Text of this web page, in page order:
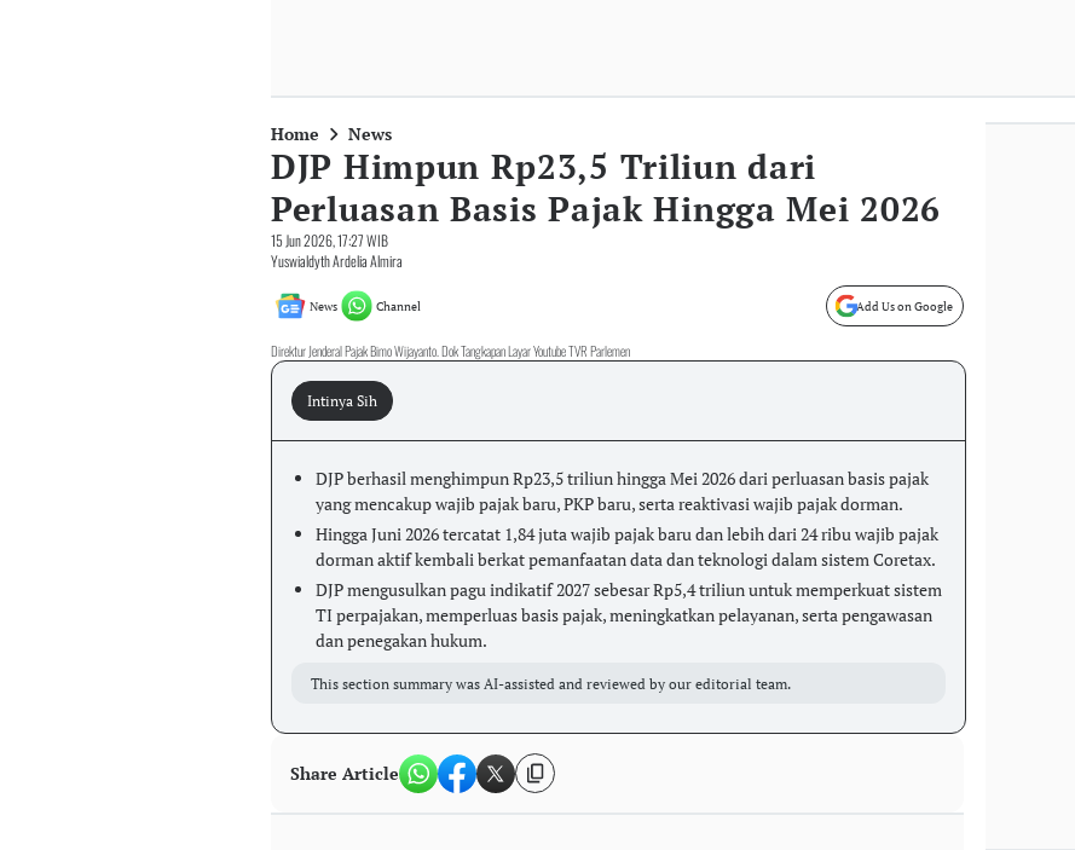
Home News
DJP Himpun Rp23,5 Triliun dari
Perluasan Basis Pajak Hingga Mei 2026
15 Jun 2026, 17:27 WIB
Yuswialdyth Ardelia Almira
News Channel Add Us on Google
Direktur Jenderal Pajak Bimo Wijayanto. Dok Tangkapan Layar Youtube TVR Parlemen
Intinya Sih
DJP berhasil menghimpun Rp23,5 triliun hingga Mei 2026 dari perluasan basis pajak
yang mencakup wajib pajak baru, PKP baru, serta reaktivasi wajib pajak dorman.
Hingga Juni 2026 tercatat 1,84 juta wajib pajak baru dan lebih dari 24 ribu wajib pajak
dorman aktif kembali berkat pemanfaatan data dan teknologi dalam sistem Coretax.
DJP mengusulkan pagu indikatif 2027 sebesar Rp5,4 triliun untuk memperkuat sistem
TI perpajakan, memperluas basis pajak, meningkatkan pelayanan, serta pengawasan
dan penegakan hukum.
This section summary was AI-assisted and reviewed by our editorial team.
Share Article